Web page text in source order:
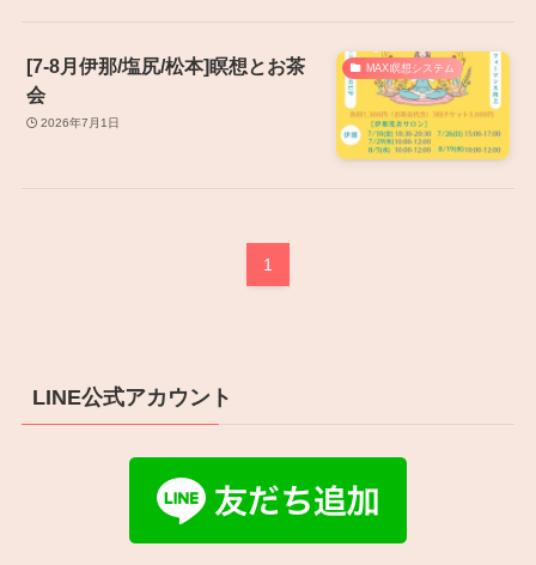
MAX瞑想システム
[7-8月伊那/塩尻/松本]瞑想とお茶
会
2026年7月1日
1
LINE公式アカウント